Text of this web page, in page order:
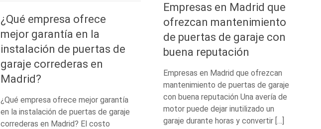
Empresas en Madrid que
ofrezcan mantenimiento
de puertas de garaje con
buena reputación
Empresas en Madrid que ofrezcan
mantenimiento de puertas de garaje
con buena reputación Una avería de
motor puede dejar inutilizado un
garaje durante horas y convertir […]
¿Qué empresa ofrece
mejor garantía en la
instalación de puertas de
garaje correderas en
Madrid?
¿Qué empresa ofrece mejor garantía
en la instalación de puertas de garaje
correderas en Madrid? El costo